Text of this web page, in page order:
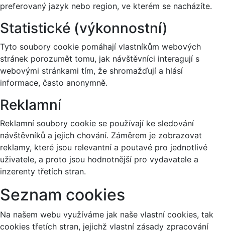
preferovaný jazyk nebo region, ve kterém se nacházíte.
Statistické (výkonnostní)
Tyto soubory cookie pomáhají vlastníkům webových
stránek porozumět tomu, jak návštěvníci interagují s
webovými stránkami tím, že shromažďují a hlásí
informace, často anonymně.
Reklamní
Reklamní soubory cookie se používají ke sledování
návštěvníků a jejich chování. Záměrem je zobrazovat
reklamy, které jsou relevantní a poutavé pro jednotlivé
uživatele, a proto jsou hodnotnější pro vydavatele a
inzerenty třetích stran.
Seznam cookies
Na našem webu využíváme jak naše vlastní cookies, tak
cookies třetích stran, jejichž vlastní zásady zpracování